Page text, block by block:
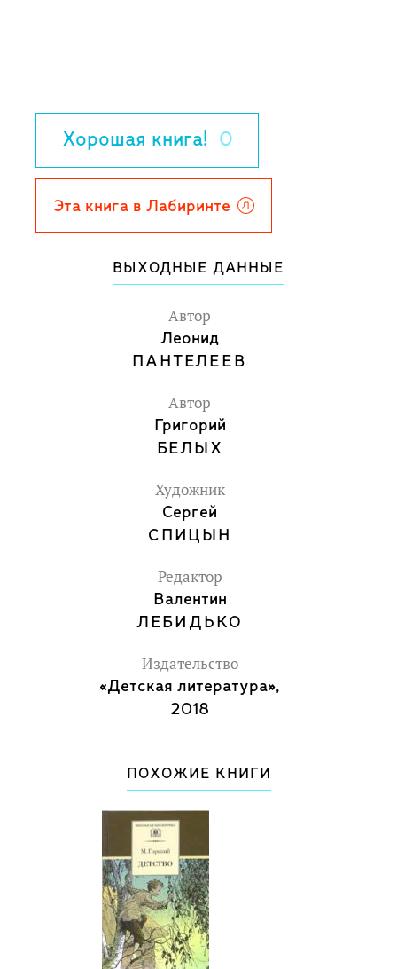
Хорошая книга! 0
Эта книга в Лабиринте
ВЫХОДНЫЕ ДАННЫЕ
Автор
Леонид
ПАНТЕЛЕЕВ
Автор
Григорий
БЕЛЫХ
Художник
Сергей
СПИЦЫН
Редактор
Валентин
ЛЕБИДЬКО
Издательство
«Детская литература»,
2018
ПОХОЖИЕ КНИГИ